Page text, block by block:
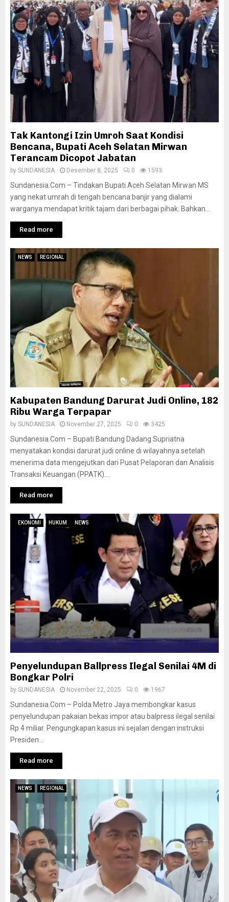
Tak Kantongi Izin Umroh Saat Kondisi
Bencana, Bupati Aceh Selatan Mirwan
Terancam Dicopot Jabatan
by SUNDANESIA Desember 8, 2025 0 1593
Sundanesia.Com – Tindakan Bupati Aceh Selatan Mirwan MS
yang nekat umrah di tengah bencana banjir yang dialami
warganya mendapat kritik tajam dari berbagai pihak. Bahkan...
Read more
NEWS REGIONAL
Kabupaten Bandung Darurat Judi Online, 182
Ribu Warga Terpapar
by SUNDANESIA November 27, 2025 0 3425
Sundanesia.Com – Bupati Bandung Dadang Supriatna
menyatakan kondisi darurat judi online di wilayahnya setelah
menerima data mengejutkan dari Pusat Pelaporan dan Analisis
Transaksi Keuangan (PPATK)....
Read more
EKONOMI HUKUM NEWS
Penyelundupan Ballpress Ilegal Senilai 4M di
Bongkar Polri
by SUNDANESIA November 22, 2025 0 1967
Sundanesia.Com – Polda Metro Jaya membongkar kasus
penyelundupan pakaian bekas impor atau balpress ilegal senilai
Rp 4 miliar. Pengungkapan kasus ini sejalan dengan instruksi
Presiden...
Read more
NEWS REGIONAL